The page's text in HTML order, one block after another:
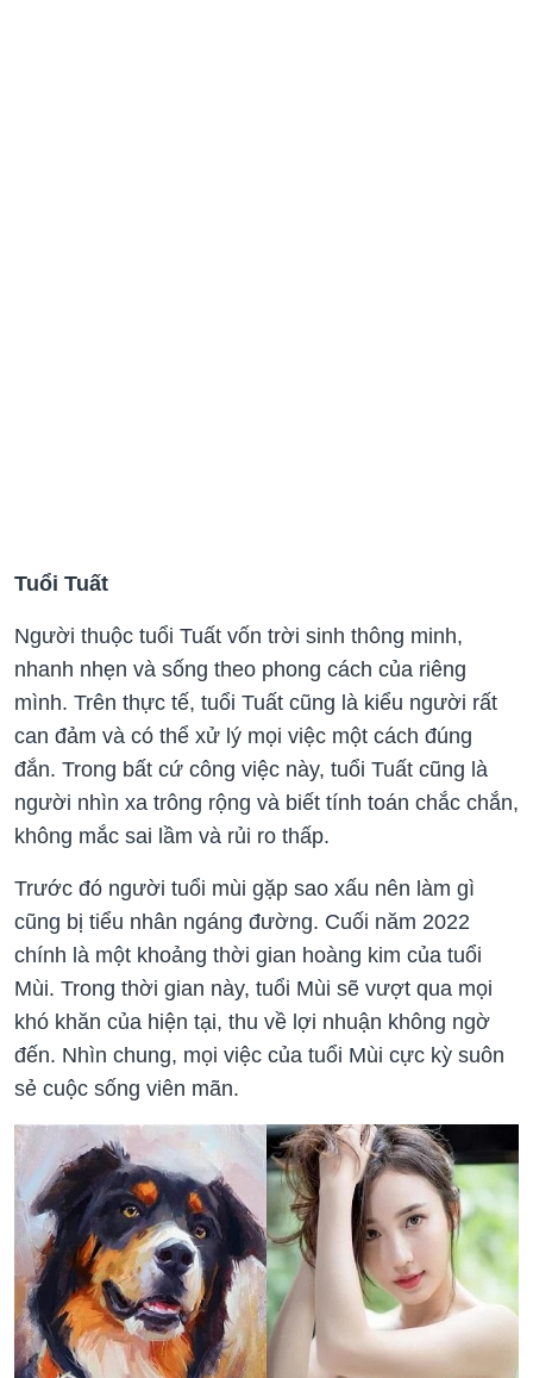
Tuổi Tuất
Người thuộc tuổi Tuất vốn trời sinh thông minh,
nhanh nhẹn và sống theo phong cách của riêng
mình. Trên thực tế, tuổi Tuất cũng là kiểu người rất
can đảm và có thể xử lý mọi việc một cách đúng
đắn. Trong bất cứ công việc này, tuổi Tuất cũng là
người nhìn xa trông rộng và biết tính toán chắc chắn,
không mắc sai lầm và rủi ro thấp.
Trước đó người tuổi mùi gặp sao xấu nên làm gì
cũng bị tiểu nhân ngáng đường. Cuối năm 2022
chính là một khoảng thời gian hoàng kim của tuổi
Mùi. Trong thời gian này, tuổi Mùi sẽ vượt qua mọi
khó khăn của hiện tại, thu về lợi nhuận không ngờ
đến. Nhìn chung, mọi việc của tuổi Mùi cực kỳ suôn
sẻ cuộc sống viên mãn.